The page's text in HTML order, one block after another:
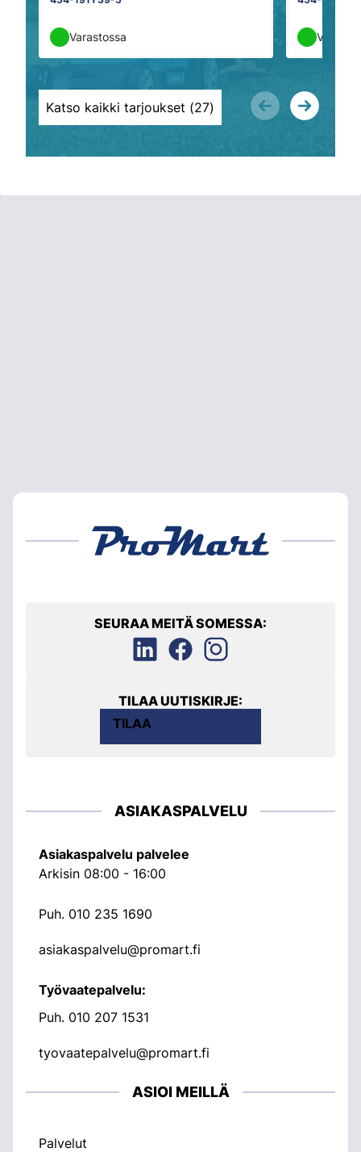
Varastossa
Katso kaikki tarjoukset (27)
SEURAA MEITÄ SOMESSA:
TILAA UUTISKIRJE:
TILAA
ASIAKASPALVELU
Asiakaspalvelu palvelee
Arkisin 08:00 - 16:00
Puh. 010 235 1690
asiakaspalvelu@promart.fi
Työvaatepalvelu:
Puh. 010 207 1531
tyovaatepalvelu@promart.fi
ASIOI MEILLÄ
Palvelut